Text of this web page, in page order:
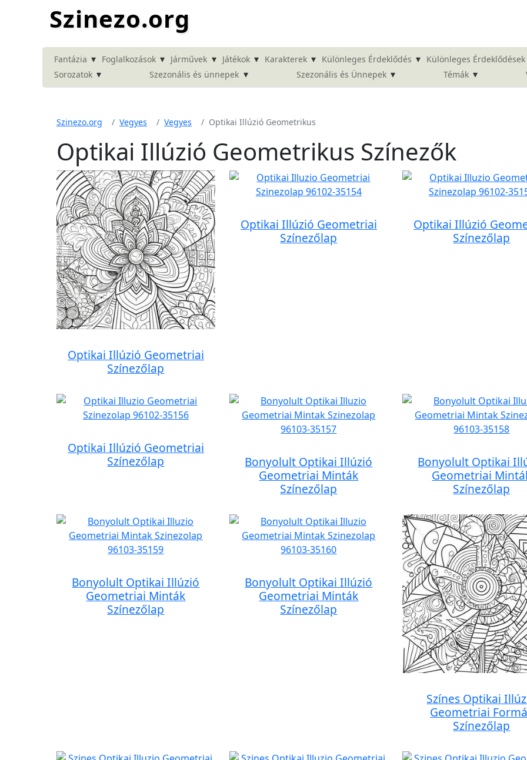
Szinezo.org
Fantázia ▾ Foglalkozások ▾ Járművek ▾ Játékok ▾ Karakterek ▾ Különleges Érdeklődés ▾ Különleges Érdeklődések
Sorozatok ▾ Szezonális és ünnepek ▾ Szezonális és Ünnepek ▾ Témák ▾
Szinezo.org Vegyes Vegyes Optikai Illúzió Geometrikus
Optikai Illúzió Geometrikus Színezők
Optikai Illúzió Geometriai
Színezőlap
Optikai Illúzió Geometriai
Színezőlap
Optikai Illúzió
Színezőlap
Optikai Illúzió Geometriai
Színezőlap
Bonyolult Optikai Illúzió
Geometriai Minták
Színezőlap
Bonyolult Optikai
Geometriai
Színezőlap
Bonyolult Optikai Illúzió
Geometriai Minták
Színezőlap
Bonyolult Optikai Illúzió
Geometriai Minták
Színezőlap
Színes Optikai
Geometriai
Színezőlap